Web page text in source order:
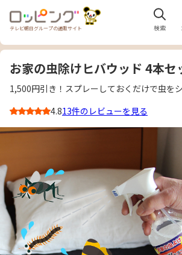
テレビ朝日グループの通販サイト 検索
お家の虫除けヒバウッド 4本セ
1,500円引き！スプレーしておくだけで虫を
4.813件のレビューを見る